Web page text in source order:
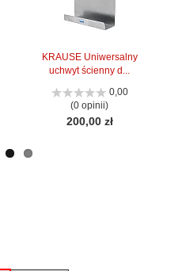
KRAUSE Uniwersalny
uchwyt ścienny d...
0,00
(0 opinii)
200,00 zł